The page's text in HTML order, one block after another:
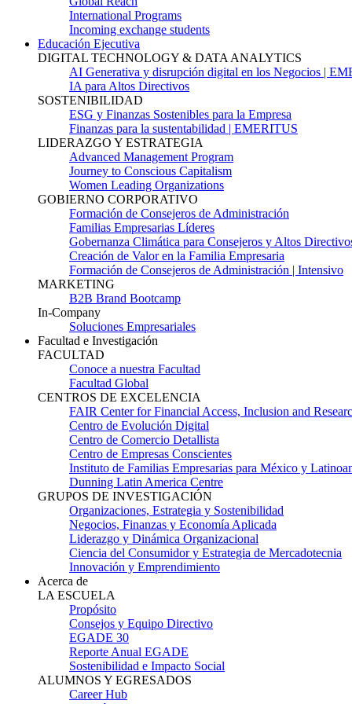
International Programs
Incoming exchange students
Educación Ejecutiva
DIGITAL TECHNOLOGY & DATA ANALYTICS
AI Generativa y disrupción digital en los Negocios |
IA para Altos Directivos
SOSTENIBILIDAD
ESG y Finanzas Sostenibles para la Empresa
Finanzas para la sustentabilidad | EMERITUS
LIDERAZGO Y ESTRATEGIA
Advanced Management Program
Journey to Conscious Capitalism
Women Leading Organizations
GOBIERNO CORPORATIVO
Formación de Consejeros de Administración
Familias Empresarias Líderes
Gobernanza Climática para Consejeros y Altos
Creación de Valor en la Familia Empresaria
Formación de Consejeros de Administración | Intensivo
MARKETING
B2B Brand Bootcamp
In-Company
Soluciones Empresariales
Facultad e Investigación
FACULTAD
Conoce a nuestra Facultad
Facultad Global
CENTROS DE EXCELENCIA
FAIR Center for Financial Access, Inclusion and
Centro de Evolución Digital
Centro de Comercio Detallista
Centro de Empresas Conscientes
Instituto de Familias Empresarias para México y
Dunning Latin America Centre
GRUPOS DE INVESTIGACIÓN
Organizaciones, Estrategia y Sostenibilidad
Negocios, Finanzas y Economía Aplicada
Liderazgo y Dinámica Organizacional
Ciencia del Consumidor y Estrategia de Mercadotecnia
Innovación y Emprendimiento
Acerca de
LA ESCUELA
Propósito
Consejos y Equipo Directivo
EGADE 30
Reporte Anual EGADE
Sostenibilidad e Impacto Social
ALUMNOS Y EGRESADOS
Career Hub